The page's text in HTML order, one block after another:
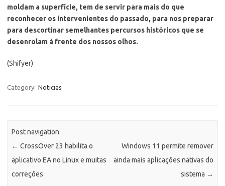
moldam a superfície, tem de servir para mais do que
reconhecer os intervenientes do passado, para nos preparar
para descortinar semelhantes percursos históricos que se
desenrolam à frente dos nossos olhos.
(Shifyer)
Category: Noticias
Post navigation
← CrossOver 23 habilita o
aplicativo EA no Linux e muitas
correções
Windows 11 permite remover
ainda mais aplicações nativas do
sistema →